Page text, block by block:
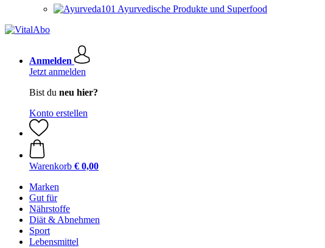
Ayurvedische Produkte und Superfood
Anmelden
Jetzt anmelden
Bist du neu hier?
Konto erstellen
Warenkorb € 0,00
Marken
Gut für
Nährstoffe
Diät & Abnehmen
Sport
Lebensmittel